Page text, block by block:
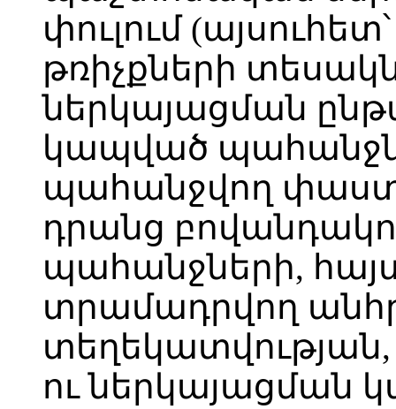
փուլում
թռիչքների
ներկայացման
կապված
պահանջվող
դրանց
պահանջների,
տրամադրվող
ու ներկայացման